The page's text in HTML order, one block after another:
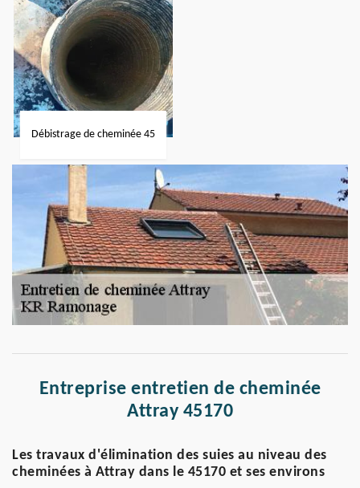
Débistrage de cheminée 45
Entreprise entretien de cheminée
Attray 45170
Les travaux d'élimination des suies au niveau des
cheminées à Attray dans le 45170 et ses environs